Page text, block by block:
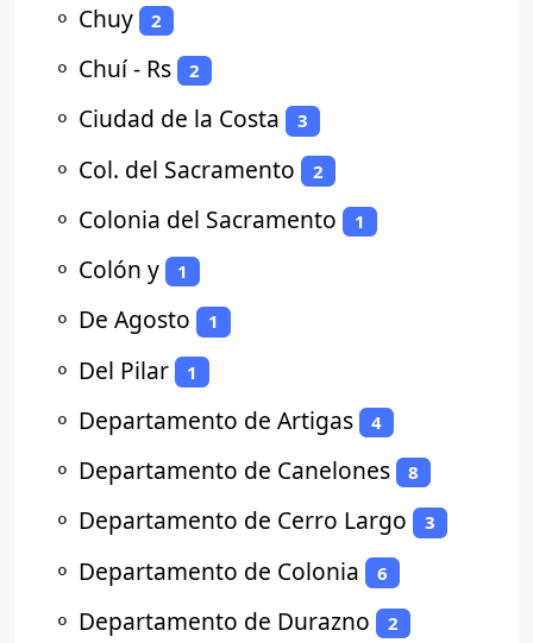
⚬ Chuy 2
⚬ Chuí - Rs 2
⚬ Ciudad de la Costa 3
⚬ Col. del Sacramento 2
⚬ Colonia del Sacramento 1
⚬ Colón y 1
⚬ De Agosto 1
⚬ Del Pilar 1
⚬ Departamento de Artigas 4
⚬ Departamento de Canelones 8
⚬ Departamento de Cerro Largo 3
⚬ Departamento de Colonia 6
⚬ Departamento de Durazno 2